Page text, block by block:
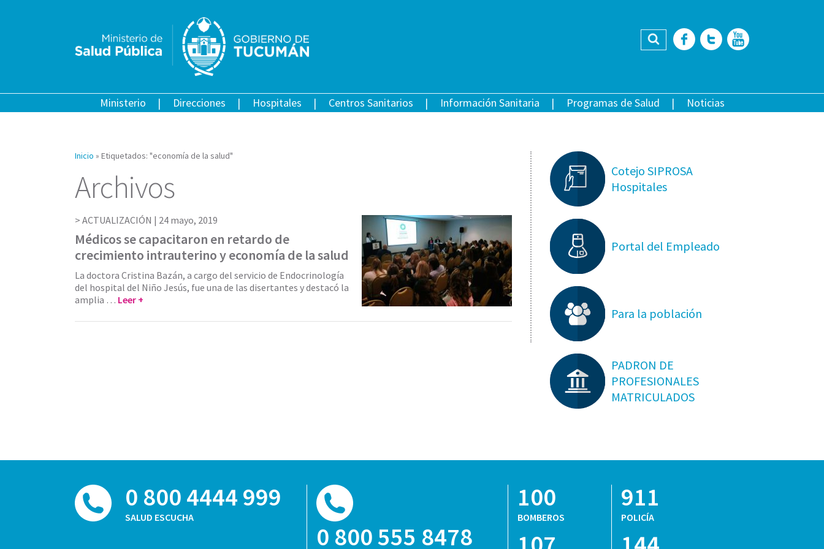
Buscar Facebook
Twitter
Ministerio Direcciones Hospitales Centros Sanitarios Información Sanitaria Programas de Salud Noticias
Inicio » Etiquetados: "economía de la salud"
Archivos
ACTUALIZACIÓN | 24 mayo, 2019
Médicos se capacitaron en retardo de
crecimiento intrauterino y economía de la salud
La doctora Cristina Bazán, a cargo del servicio de Endocrinología
del hospital del Niño Jesús, fue una de las disertantes y destacó la
amplia … Leer +
Cotejo SIPROSA
Hospitales
Portal del Empleado
Para la población
PADRON DE
PROFESIONALES
MATRICULADOS
0 800 4444 999
SALUD ESCUCHA
0 800 555 8478
100
BOMBEROS
911
POLICÍA